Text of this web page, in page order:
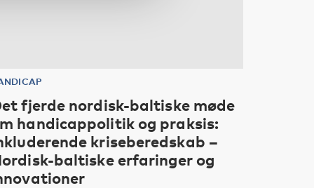
fjerde nordisk-baltiske møde
handicappolitik og praksis:
kriseberedskab –
baltiske erfaringer og